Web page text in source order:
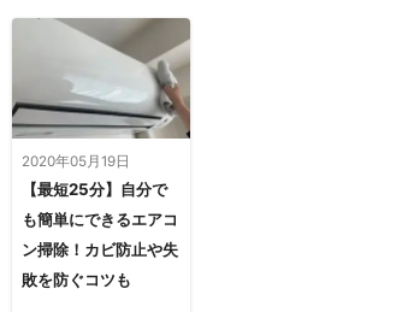
2020年05月19日
【最短25分】自分で
も簡単にできるエアコ
ン掃除！カビ防止や失
敗を防ぐコツも